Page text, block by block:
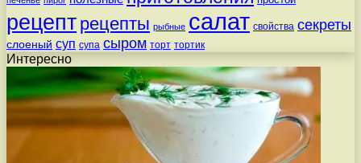
рецепт рецепты рыбные салат свойства секреты
слоеный суп супа сыром торт тортик
Интересно